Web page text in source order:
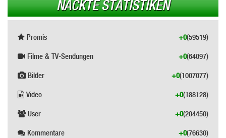
NACKTE STATISTIKEN
Promis (59519)
+0
Filme & TV-Sendungen (64097)
+0
Bilder (1007077)
+0
Video (188128)
+0
User (204450)
+0
Kommentare (76630)
+0